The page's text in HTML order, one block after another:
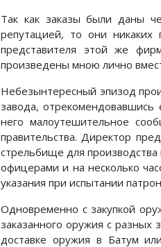
Так как заказы были даны
репутацией, то они никаких
представителя этой же
произведены мною лично
Небезынтересный эпизод
завода, отрекомендовавшись
него малоутешительное
правительства. Директор
стрельбище для
офицерами и на несколько
указания при испытании
Одновременно с закупкой
заказанного оружия с разных
доставке оружия в Батум